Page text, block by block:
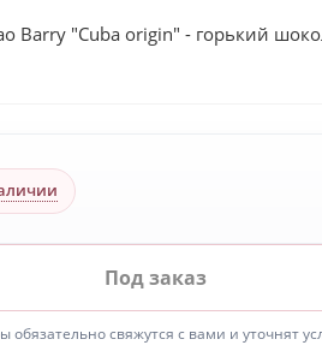
Barry "Cuba origin" - горький
Под заказ
свяжутся с вами и уточнят